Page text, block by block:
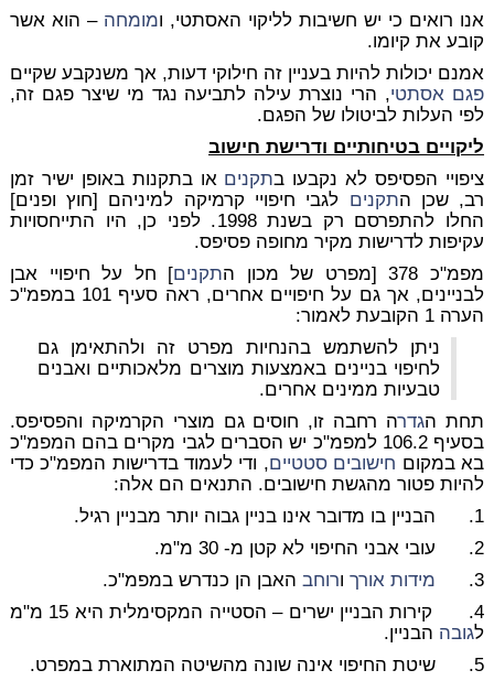
אנו רואים כי יש חשיבות לליקוי האסתטי, ומומחה – הוא אשר
קובע את קיומו.
אמנם יכולות להיות בעניין זה חילוקי דעות, אך משנקבע שקיים
פגם אסתטי, הרי נוצרת עילה לתביעה נגד מי שיצר פגם זה,
לפי העלות לביטולו של הפגם.
ליקויים בטיחותיים ודרישת חישוב
ציפויי הפסיפס לא נקבעו בתקנים או בתקנות באופן ישיר זמן
רב, שכן התקנים לגבי חיפויי קרמיקה למיניהם [חוץ ופנים]
החלו להתפרסם רק בשנת 1998. לפני כן, היו התייחסויות
עקיפות לדרישות מקיר מחופה פסיפס.
מפמ"כ 378 [מפרט של מכון ה
תקנים] חל על חיפויי אבן
לבניינים, אך גם על חיפויים אחרים, ראה סעיף 101 במפמ"כ
הערה 1 הקובעת לאמור:
ניתן להשתמש בהנחיות מפרט זה ולהתאימן גם
לחיפוי בניינים באמצעות מוצרים מלאכותיים ואבנים
טבעיות ממינים אחרים.
תחת הגדרה רחבה זו, חוסים גם מוצרי הקרמיקה והפסיפס.
בסעיף 106.2 למפמ"כ יש הסברים לגבי מקרים בהם המפמ"כ
בא במקום חישובים סטטיים, ודי לעמוד בדרישות המפמ"כ כדי
להיות פטור מהגשת חישובים. התנאים הם אלה:
1. הבניין בו מדובר אינו בניין גבוה יותר מבניין רגיל.
2. עובי אבני החיפוי לא קטן מ- 30 מ"מ.
3.
מידות אורךורוחבהאבן הן כנדרש במפמ"כ.
4. קירות הבניין ישרים – הסטייה המקסימלית היא 15 מ"מ
לגובה הבניין.
5. שיטת החיפוי אינה שונה מהשיטה המתוארת במפרט.